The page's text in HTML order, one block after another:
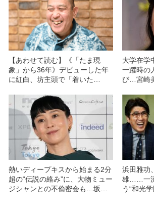
【あわせて読む】《「たま現
象」から36年》デビューした年
に紅白、坊主頭で「着いた
天キング石川浩司（63）の現在
とは
大学在学
一躍時の
び…宮崎
熱いディープキスから始まる2分
超の“伝説の絡み”に、大物ミュー
ジシャンとの不倫密会も…坂井
浜田雅功
雄……一
う“和光